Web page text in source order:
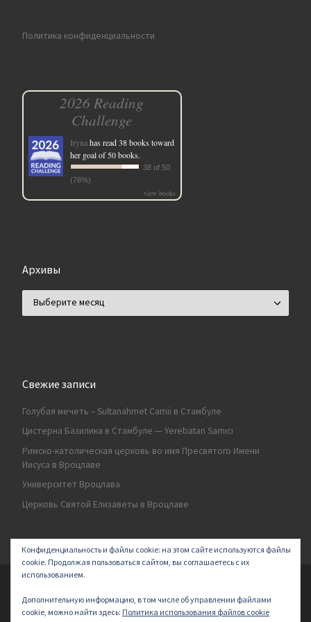
Политика конфиденциальности
2026 Reading
Challenge
Irynahas read 38 books toward
her goal of 50 books.
38 of 50
(76%)
view books
Архивы
Свежие записи
Голубая мечеть – Sultanahmet Camii в Стамбуле
Цистерна Базилика в Стамбуле — Yerebatan Sarnıcı
Римско-католическая церковь во имя Пресвятого Имени
Иисуса в Вроцлаве
Университет Вроцлава
Церковь Святой Елизаветы в Вроцлаве
Designed with Customizr Pro Powered by
Конфиденциальность и файлы cookie: на этом сайте используются файлы
cookie. Продолжая пользоваться сайтом, вы соглашаетесь с их
использованием.
Дополнительную информацию, в том числе об управлении файлами
cookie, можно найти здесь: Политика использования файлов cookie